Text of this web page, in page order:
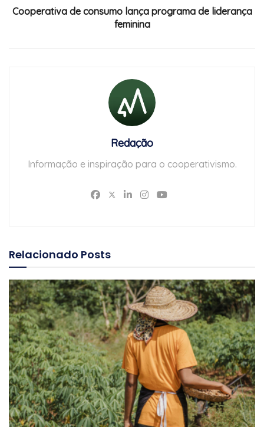
Cooperativa de consumo lança programa de liderança
feminina
Redação
Informação e inspiração para o cooperativismo.
Relacionado Posts